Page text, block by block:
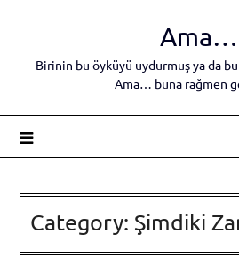
content
Ama…
Birinin bu öyküyü uydurmuş ya da
Ama… buna rağmen
Category: Şimdiki